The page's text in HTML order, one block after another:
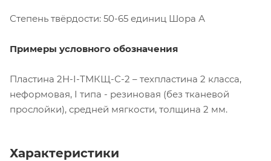
Степень твёрдости: 50-65 единиц Шора А
Примеры условного обозначения
Пластина 2Н-I-ТМКЩ-С-2 – техпластина 2 класса,
неформовая, I типа - резиновая (без тканевой
прослойки), средней мягкости, толщина 2 мм.
Характеристики